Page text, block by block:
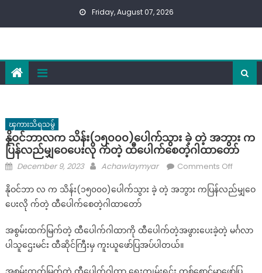
Friday, August 07, 2026
ၾကားသိရသမွ်
နိုဝင်ဘာလက သိန်း(၁၅၀၀၀)ပေါက်သွား ခဲ့ တဲ့ အဘွား က
ပြန်လည်မျှဝေပေးလို က်တဲ့ ထီပေါက်စေတဲ့ဂါထာတော်
Posted
December 9, 2023 Author
Achawlaymyar Comments Offon
က
တဲ့
နိုဝင်ဘာ လ က သိန်း(၁၅၀၀၀)ပေါက်သွား ခဲ့ တဲ့ အဘွား ကပြန်လည်မျှဝေ
ပေးလို က်တဲ့ ထီပေါက်စေတဲ့ဂါထာတော်
အစွမ်းထက်မြက်တဲ့ ထီပေါက်ဂါထာကို ထီပေါက်တဲ့အဖွားပေးခဲ့တဲ့ မင်္ဂလာ
ပါသူဌေးမင်း ထီဆိုင်ကြီးမှ ကူးယူဖော်ပြအပ်ပါတယ်။